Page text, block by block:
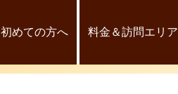
初めての方へ 料金＆訪問エリア